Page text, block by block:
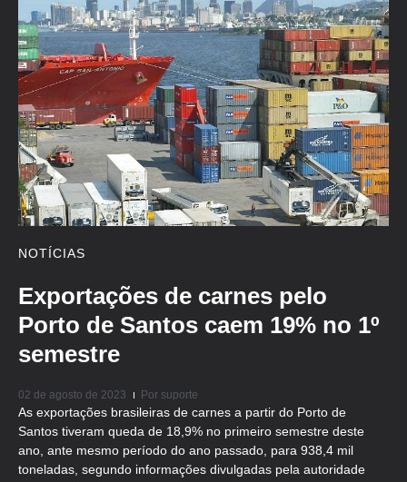
NOTÍCIAS
Exportações de carnes pelo
Porto de Santos caem 19% no 1º
semestre
02 de agosto de 2023 Por suporte
As exportações brasileiras de carnes a partir do Porto de
Santos tiveram queda de 18,9% no primeiro semestre deste
ano, ante mesmo período do ano passado, para 938,4 mil
toneladas, segundo informações divulgadas pela autoridade